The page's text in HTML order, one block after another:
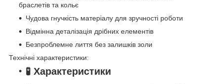
браслетів та кольє
Чудова гнучкість матеріалу для зручності роботи
Відмінна деталізація дрібних елементів
Безпроблемне лиття без залишків золи
Технічні характеристики:
🧪 Характеристики